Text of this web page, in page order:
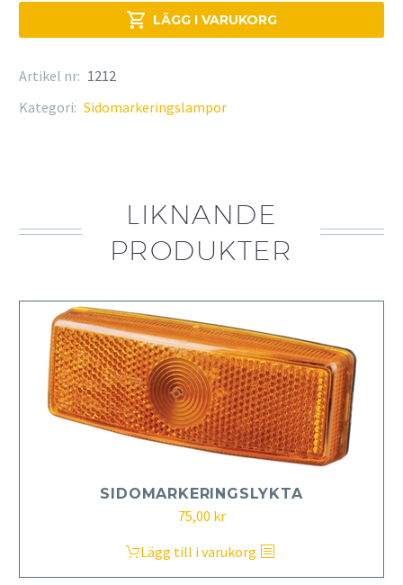
 LÄGG I VARUKORG
Artikel nr: 1212
Kategori: Sidomarkeringslampor
LIKNANDE
PRODUKTER
SIDOMARKERINGSLYKTA
75,00 kr
Lägg till i varukorg